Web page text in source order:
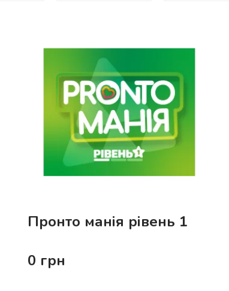
Пронто манія рівень 1
0 грн